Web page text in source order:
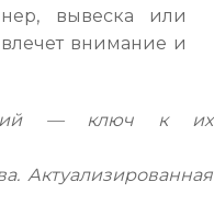
вывеска или
внимание и
— ключ к их
Актуализированная